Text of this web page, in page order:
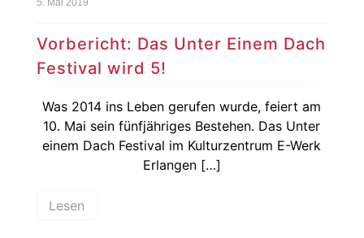
5. Mai 2019
Vorbericht: Das Unter Einem Dach
Festival wird 5!
Was 2014 ins Leben gerufen wurde, feiert am
10. Mai sein fünfjähriges Bestehen. Das Unter
einem Dach Festival im Kulturzentrum E-Werk
Erlangen […]
Lesen